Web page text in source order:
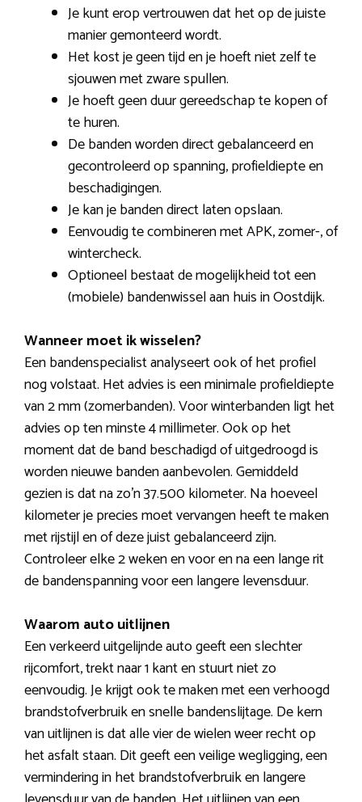
Je kunt erop vertrouwen dat het op de juiste
manier gemonteerd wordt.
Het kost je geen tijd en je hoeft niet zelf te
sjouwen met zware spullen.
Je hoeft geen duur gereedschap te kopen of
te huren.
De banden worden direct gebalanceerd en
gecontroleerd op spanning, profieldiepte en
beschadigingen.
Je kan je banden direct laten opslaan.
Eenvoudig te combineren met APK, zomer-, of
wintercheck.
Optioneel bestaat de mogelijkheid tot een
(mobiele) bandenwissel aan huis in Oostdijk.
Wanneer moet ik wisselen?
Een bandenspecialist analyseert ook of het profiel
nog volstaat. Het advies is een minimale profieldiepte
van 2 mm (zomerbanden). Voor winterbanden ligt het
advies op ten minste 4 millimeter. Ook op het
moment dat de band beschadigd of uitgedroogd is
worden nieuwe banden aanbevolen. Gemiddeld
gezien is dat na zo’n 37.500 kilometer. Na hoeveel
kilometer je precies moet vervangen heeft te maken
met rijstijl en of deze juist gebalanceerd zijn.
Controleer elke 2 weken en voor en na een lange rit
de bandenspanning voor een langere levensduur.
Waarom auto uitlijnen
Een verkeerd uitgelijnde auto geeft een slechter
rijcomfort, trekt naar 1 kant en stuurt niet zo
eenvoudig. Je krijgt ook te maken met een verhoogd
brandstofverbruik en snelle bandenslijtage. De kern
van uitlijnen is dat alle vier de wielen weer recht op
het asfalt staan. Dit geeft een veilige wegligging, een
vermindering in het brandstofverbruik en langere